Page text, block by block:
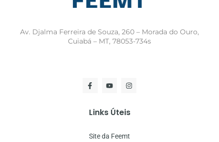
Av. Djalma Ferreira de Souza, 260 – Morada do Ouro,
Cuiabá – MT, 78053-734s
Links Úteis
Site da Feemt